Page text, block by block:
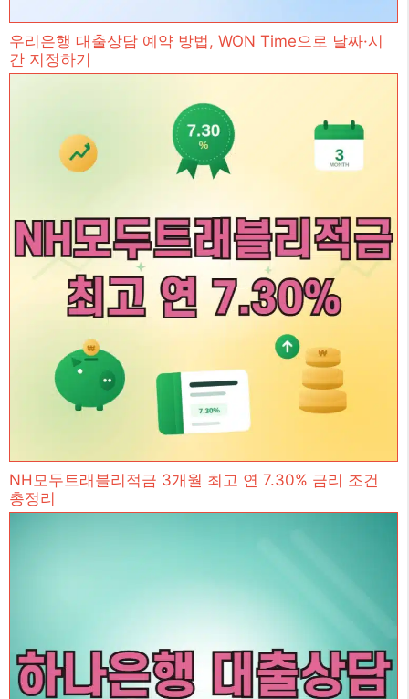
우리은행 대출상담 예약 방법, WON Time으로 날짜·시
간 지정하기
NH모두트래블리적금 3개월 최고 연 7.30% 금리 조건
총정리